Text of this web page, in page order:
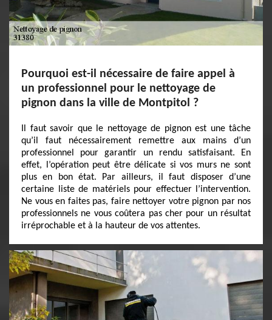
Pourquoi est-il nécessaire de faire appel à
un professionnel pour le nettoyage de
pignon dans la ville de Montpitol ?
Il faut savoir que le nettoyage de pignon est une tâche
qu’il faut nécessairement remettre aux mains d’un
professionnel pour garantir un rendu satisfaisant. En
effet, l’opération peut être délicate si vos murs ne sont
plus en bon état. Par ailleurs, il faut disposer d’une
certaine liste de matériels pour effectuer l’intervention.
Ne vous en faites pas, faire nettoyer votre pignon par nos
professionnels ne vous coûtera pas cher pour un résultat
irréprochable et à la hauteur de vos attentes.